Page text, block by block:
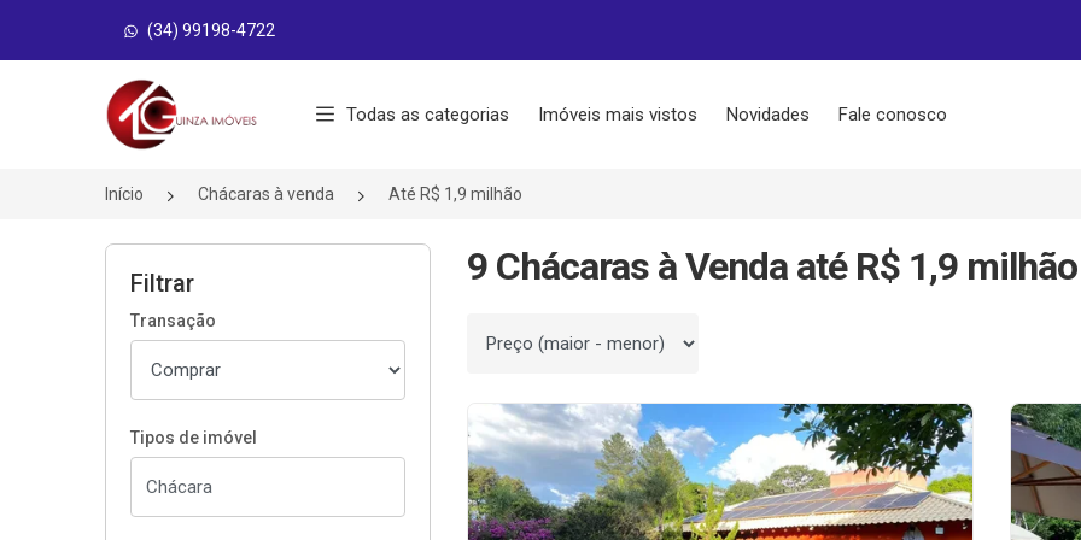
(34) 99198-4722
Página inicial
Todas as categorias Imóveis mais vistos Novidades Fale conosco
Início Chácaras à venda Até R$ 1,9 milhão
Filtrar
Transação
Tipos de imóvel
9 Chácaras à Venda até R$ 1,9 milhão
Ordenar por